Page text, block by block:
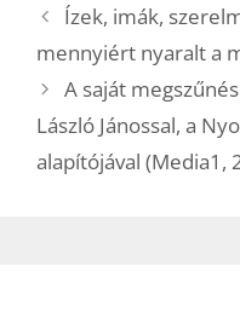
Ízek, imák,
mennyiért nyaralt a
A saját
László Jánossal, a
alapítójával (Media1,